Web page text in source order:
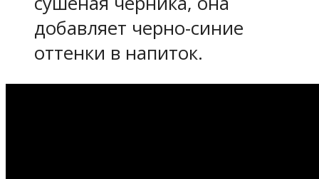
добавляет черно-синие
оттенки в напиток.